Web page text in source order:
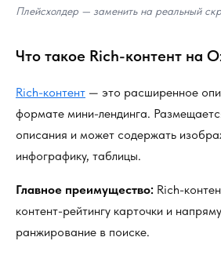
Плейсхолдер — заменить на реальный
Что такое Rich-контент на
Rich-контент — это расширенное
формате мини-лендинга.
описания и может содержать
инфографику, таблицы.
Главное преимущество: Rich-
контент-рейтингу карточки и
ранжирование в поиске.